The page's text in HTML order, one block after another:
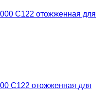
С122 отожженная для
С122 отожженная для